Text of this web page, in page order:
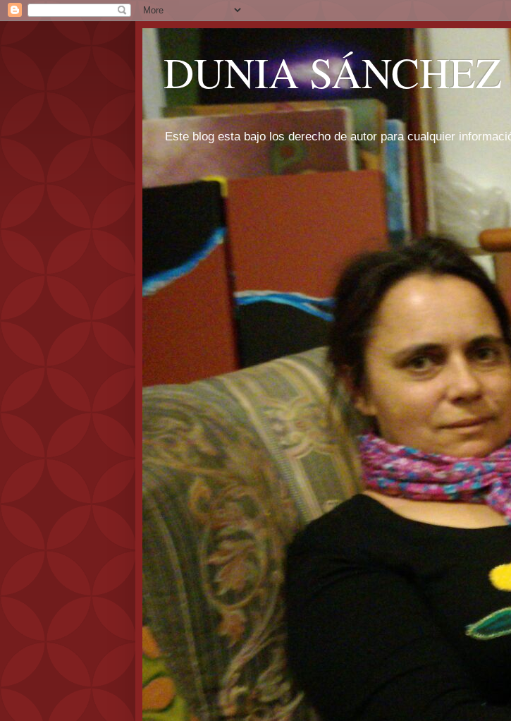
DUNIA
Este blog esta bajo los derecho de autor para cualquier